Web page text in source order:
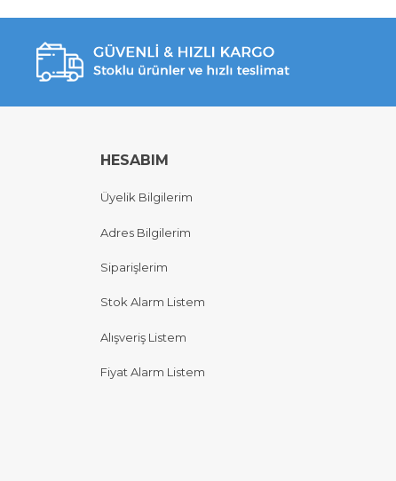
HESABIM
Üyelik Bilgilerim
Adres Bilgilerim
Siparişlerim
Stok Alarm Listem
Alışveriş Listem
Fiyat Alarm Listem